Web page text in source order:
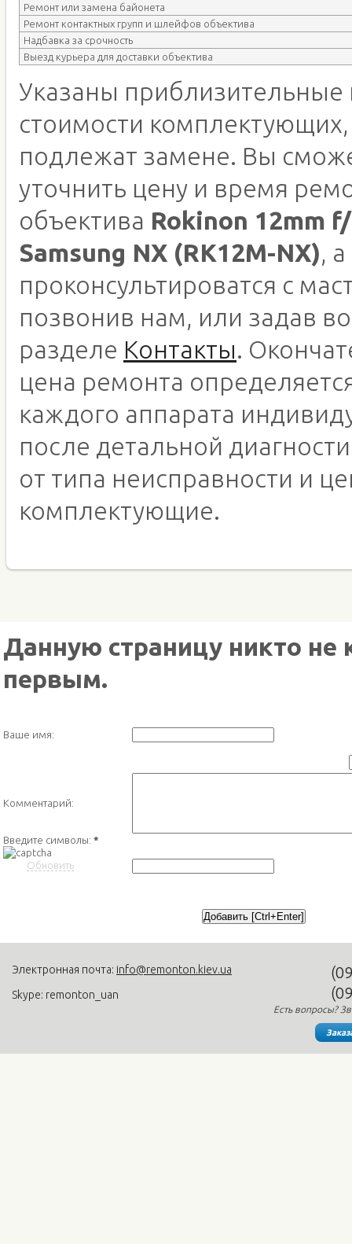
Ремонт или замена байонета
Ремонт контактных групп и шлейфов объектива
Надбавка за срочность
Выезд курьера для доставки объектива
Указаны приблизительные
стоимости
подлежат замене. Вы
уточнить цену и время
объектива Rokinon 12mm
Samsung NX (RK12M-NX),
проконсультироватся с
позвонив нам, или задав
разделе Контакты.
цена ремонта
каждого аппарата
после детальной
от типа неисправности и
комплектующие.
Данную страницу никто
первым.
Ваше имя:
Комментарий:
Введите символы: *
Обновить
Электронная почта: info@remonton.kiev.ua
Skype: remonton_uan
Есть вопросы?